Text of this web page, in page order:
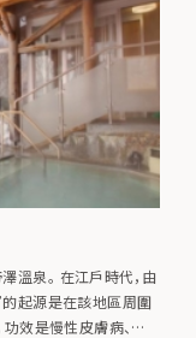
溫泉。 在江戶時代，由
的起源是在該地區周圍
效是慢性皮膚病、慢